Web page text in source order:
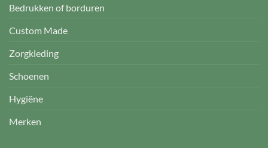
Bedrukken of borduren
Custom Made
Zorgkleding
Schoenen
Hygiëne
Merken